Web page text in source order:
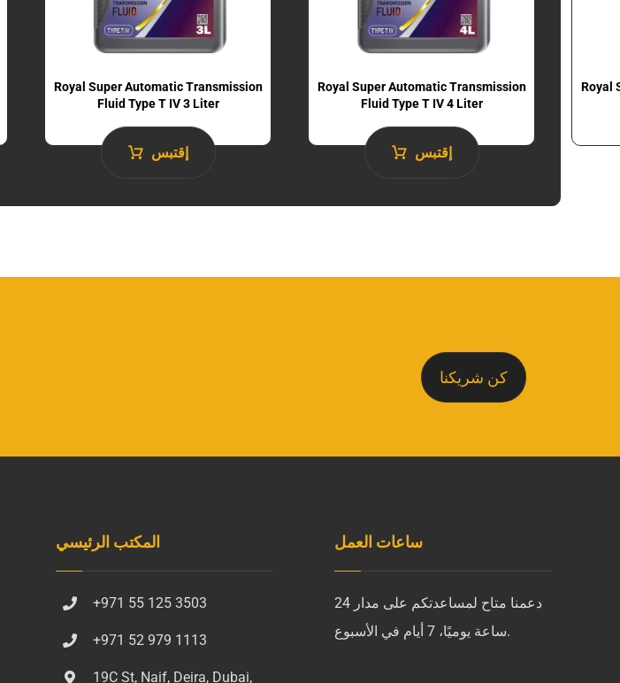
Royal Super Automatic Transmission
Fluid​ Type T IV 3 Liter
إقتبس
Royal Super Automatic Transmission
Fluid​ Type T IV 4 Liter
إقتبس
Royal
كن شريكنا
المكتب الرئيسي
+971 55 125 3503
+971 52 979 1113
19C St, Naif, Deira, Dubai,
ساعات العمل
دعمنا متاح لمساعدتكم على مدار 24
ساعة يوميًا، 7 أيام في الأسبوع.